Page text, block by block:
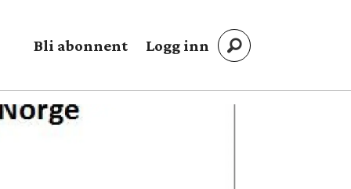
Bli abonnent Logg inn